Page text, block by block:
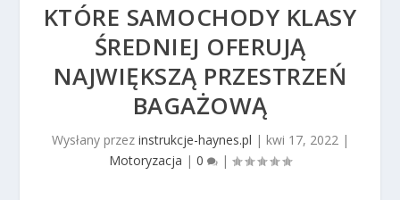
KTÓRE SAMOCHODY KLASY
ŚREDNIEJ OFERUJĄ
NAJWIĘKSZĄ PRZESTRZEŃ
BAGAŻOWĄ
Wysłany przez instrukcje-haynes.pl | kwi 17, 2022|
Motoryzacja | 0 |